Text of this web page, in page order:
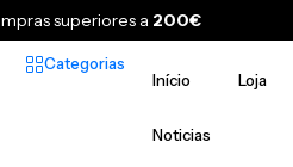
superiores a 200€
Categorias
Início
Loja
Noticias